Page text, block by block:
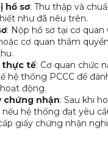
hồ sơ: Thu thập và
như đã nêu trên.
: Nộp hồ sơ tại cơ quan
cơ quan thẩm
thực tế: Cơ quan chức
hệ thống PCCC để
động.
chứng nhận: Sau khi
nếu hệ thống đạt yêu
giấy chứng nhận